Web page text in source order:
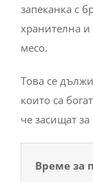
запеканка с
хранителна
месо.
Това се
които са
че засищат
Време за